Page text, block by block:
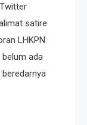
satire
LHKPN
ada